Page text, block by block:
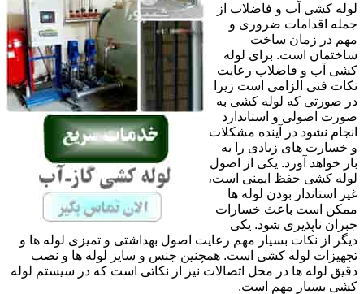
لوله کشی آب و فاضلاب از
جمله اقدامات ضروری و
مهم در زمان ساخت
ساختمان است. برای لوله
کشی آب و فاضلاب رعایت
نکات فنی الزامی است زیرا
در صورتی که لوله کشی به
صورت اصولی و استاندارد
انجام نشود در آینده مشکلات
و خسارت های زیادی را به
بار خواهد آورد. یکی از اصول
لوله کشی حفظ ایمنی است،
غیر استاندار بودن لوله ها
ممکن است باعث خسارات
جبران ناپذیری شود. یکی
دیگر از نکات بسیار مهم رعایت اصول بهداشتی و تمیزی لوله ها و
تجهیزات لوله کشی است. همچنین جنس و سایز لوله ها و نصب
دقیق لوله ها در محل اتصالات نیز از نکاتی است که در سیستم لوله
کشی بسیار مهم است.